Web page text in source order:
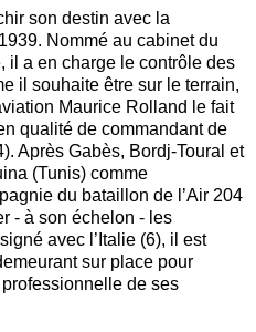
son destin avec la
Nommé au cabinet du
il a en charge le contrôle des
il souhaite être sur le terrain,
Maurice Rolland le fait
qualité de commandant de
Après Gabès, Bordj-Toural et
(Tunis) comme
du bataillon de l’Air 204
- à son échelon - les
avec l’Italie (6), il est
sur place pour
de ses